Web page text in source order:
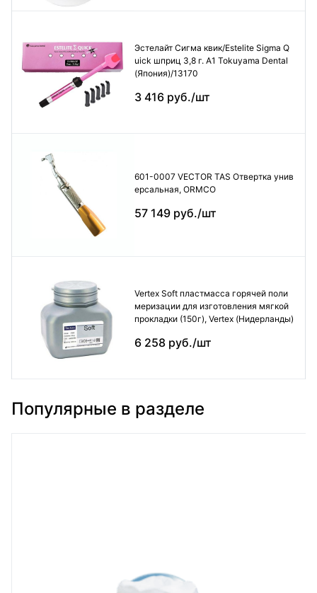
Эстелайт Сигма квик/Estelite Sigma Q
uick шприц 3,8 г. А1 Tokuyama Dental
(Япония)/13170
3 416 руб./шт
601-0007 VECTOR TAS Отвертка унив
ерсальная, ORMCO
57 149 руб./шт
Vertex Soft пластмасса горячей поли
меризации для изготовления мягкой
прокладки (150г), Vertex (Нидерланды)
6 258 руб./шт
Популярные в разделе